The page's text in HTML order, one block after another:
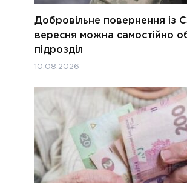
Добровільне повернення із
вересня можна самостійно
підрозділ
10.08.2026